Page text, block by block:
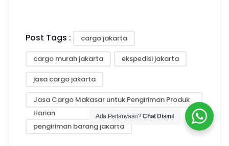
Post Tags : cargo jakarta
cargo murah jakarta ekspedisi jakarta
jasa cargo jakarta
Jasa Cargo Makasar untuk Pengiriman Produk
Harian
pengiriman barang jakarta
Ada Pertanyaan?Chat Disini!